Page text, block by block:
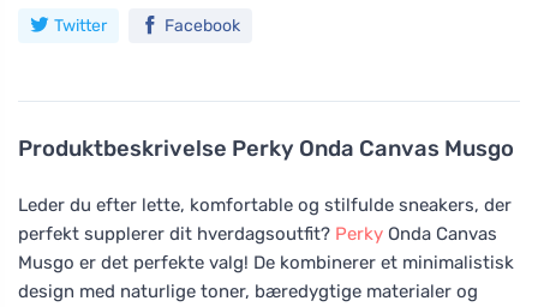
Produktbeskrivelse Perky Onda Canvas Musgo
Leder du efter lette, komfortable og stilfulde sneakers, der
perfekt supplerer dit hverdagsoutfit? Perky Onda Canvas
Musgo er det perfekte valg! De kombinerer et minimalistisk
design med naturlige toner, bæredygtige materialer og
Twitter Facebook